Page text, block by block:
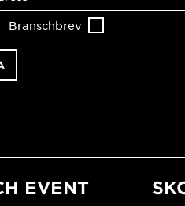
Branschbrev
EVENT